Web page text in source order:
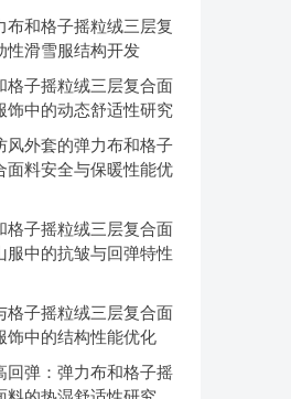
布和格子摇粒绒三层复
性滑雪服结构开发
格子摇粒绒三层复合面
饰中的动态舒适性研究
风外套的弹力布和格子
面料安全与保暖性能优
格子摇粒绒三层复合面
服中的抗皱与回弹特性
格子摇粒绒三层复合面
饰中的结构性能优化
回弹：弹力布和格子摇